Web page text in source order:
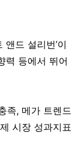
앤드 설리번’이
력 등에서 뛰어
족, 메가 트렌드
시장 성과지표